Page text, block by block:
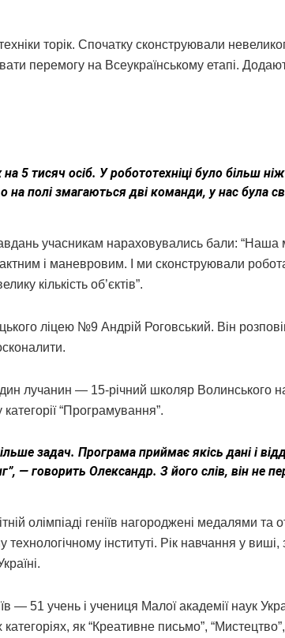
торік. Спочатку сконструювали
перемогу на Всеукраїнському етапі.
5 тисяч осіб. У робототехніці було більш
полі змагаються дві команди, у нас була
учасникам нараховувались бали: “Наша
і маневровим. І ми сконструювали
кількість об’єктів”.
ліцею №9 Андрій Роговський. Він
лучанин — 15-річний школяр Волинського
“Програмування”.
задач. Програма приймає якісь дані і
— говорить Олександр. З його слів, він не
олімпіаді геніїв нагороджені медалями та
інституті. Рік навчання у виші,
— 51 учень і учениця Малої академії наук
як “Креативне письмо”, “Мистецтво”,